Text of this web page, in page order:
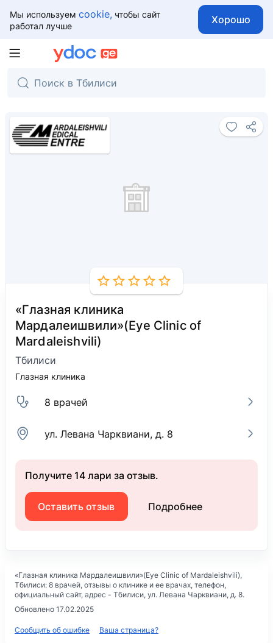
Мы используем cookie, чтобы сайт
работал лучше
Хорошо
«Глазная клиника
Мардалеишвили»(Eye Clinic of
Mardaleishvili)
Тбилиси
Глазная клиника
8 врачей
ул. Левана Чарквиани, д. 8
Получите 14 лари за отзыв.
Оставить отзыв Подробнее
«Глазная клиника Мардалеишвили»(Eye Clinic of Mardaleishvili),
Тбилиси: 8 врачей, отзывы о клинике и ее врачах, телефон,
официальный сайт, адрес - Тбилиси, ул. Левана Чарквиани, д. 8.
Обновлено 17.02.2025
Сообщить об ошибке Ваша страница?